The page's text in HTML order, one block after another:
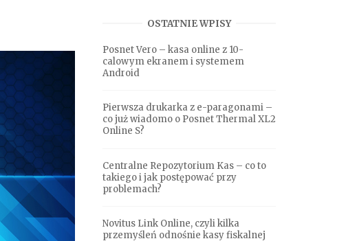
OSTATNIE WPISY
Posnet Vero – kasa online z 10-
calowym ekranem i systemem
Android
Pierwsza drukarka z e-paragonami –
co już wiadomo o Posnet Thermal XL2
Online S?
Centralne Repozytorium Kas – co to
takiego i jak postępować przy
problemach?
Novitus Link Online, czyli kilka
przemyśleń odnośnie kasy fiskalnej